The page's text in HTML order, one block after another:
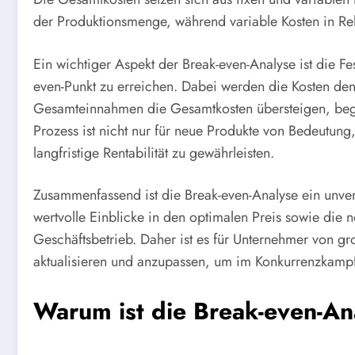
der Produktionsmenge, während variable Kosten in
Ein wichtiger Aspekt der Break-even-Analyse ist die
even-Punkt zu erreichen. Dabei werden die Kosten
Gesamteinnahmen die Gesamtkosten übersteigen,
Prozess ist nicht nur für neue Produkte von
langfristige Rentabilität zu gewährleisten.
Zusammenfassend ist die Break-even-Analyse ein
wertvolle Einblicke in den optimalen Preis sowie die
Geschäftsbetrieb. Daher ist es für Unternehmer von
aktualisieren und anzupassen, um im
Warum ist die Break-even-